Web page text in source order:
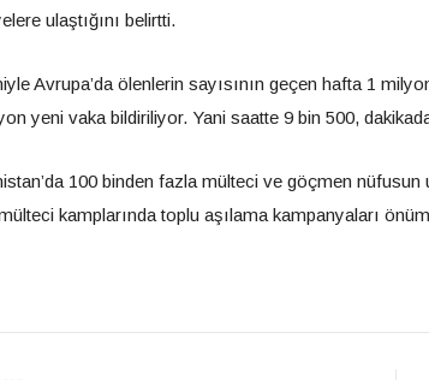
ulaştığını belirtti.
Avrupa’da ölenlerin sayısının geçen hafta 1
yeni vaka bildiriliyor. Yani saatte 9 bin 500,
100 binden fazla mülteci ve göçmen
kamplarında toplu aşılama kampanyaları